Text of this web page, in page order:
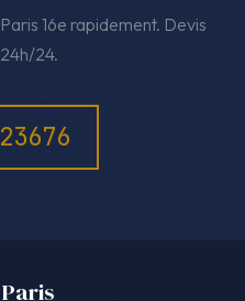
16e rapidement. Devis
24.
Paris